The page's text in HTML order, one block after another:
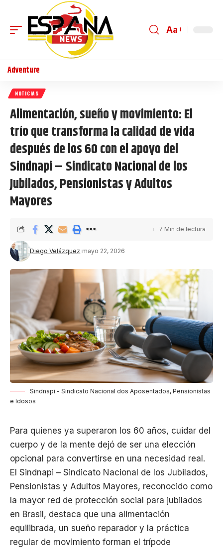
Aa
Adventure
NOTICIAS
Alimentación, sueño y movimiento: El
trío que transforma la calidad de vida
después de los 60 con el apoyo del
Sindnapi – Sindicato Nacional de los
Jubilados, Pensionistas y Adultos
Mayores
Diego Velázquez mayo 22, 2026
7 Min de lectura
Sindnapi - Sindicato Nacional dos Aposentados, Pensionistas
e Idosos
Para quienes ya superaron los 60 años, cuidar del
cuerpo y de la mente dejó de ser una elección
opcional para convertirse en una necesidad real.
El Sindnapi – Sindicato Nacional de los Jubilados,
Pensionistas y Adultos Mayores, reconocido como
la mayor red de protección social para jubilados
en Brasil, destaca que una alimentación
equilibrada, un sueño reparador y la práctica
regular de movimiento forman el trípode